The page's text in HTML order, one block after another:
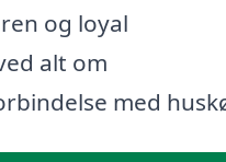
og loyal
alt om
med